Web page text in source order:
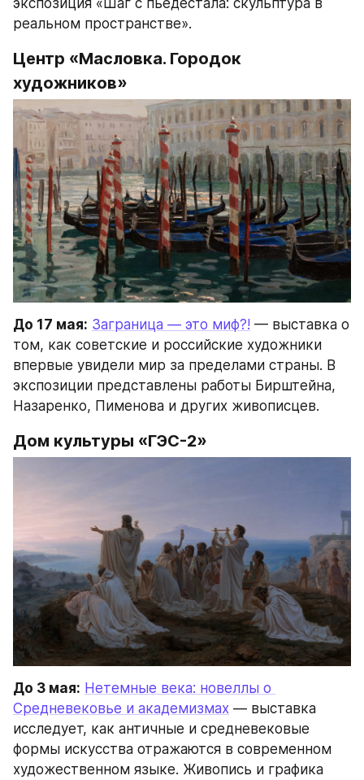
реальном пространстве».
Центр «Масловка. Городок
художников»
До 17 мая: Заграница — это миф?! — выставка о
том, как советские и российские художники
впервые увидели мир за пределами страны. В
экспозиции представлены работы Бирштейна,
Назаренко, Пименова и других живописцев.
Дом культуры «ГЭС-2»
До 3 мая: Нетемные века: новеллы о
Средневековье и академизмах — выставка
исследует, как античные и средневековые
формы искусства отражаются в современном
художественном языке. Живопись и графика